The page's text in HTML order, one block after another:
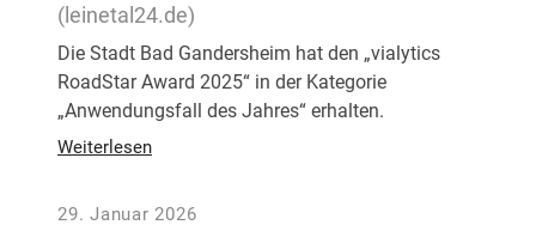
(leinetal24.de)
Die Stadt Bad Gandersheim hat den „vialytics
RoadStar Award 2025“ in der Kategorie
„Anwendungsfall des Jahres“ erhalten.
Weiterlesen
29. Januar 2026